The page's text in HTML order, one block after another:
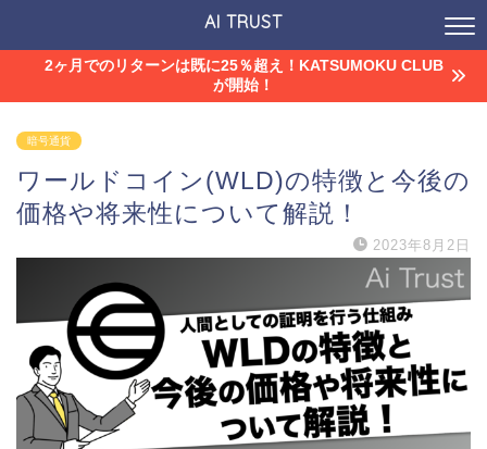
AI TRUST
2ヶ月でのリターンは既に25％超え！KATSUMOKU CLUB
が開始！
暗号通貨
ワールドコイン(WLD)の特徴と今後の
価格や将来性について解説！
2023年8月2日